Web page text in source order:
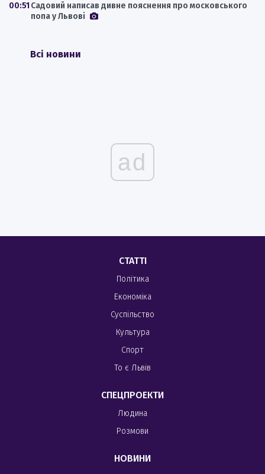
00:51 Садовий написав дивне пояснення про московського
попа у Львові
Всі новини
ad
СТАТТІ
Політика
Економіка
Суспільство
Культура
Спорт
То є Львів
СПЕЦПРОЕКТИ
Людина
Розмови
НОВИНИ